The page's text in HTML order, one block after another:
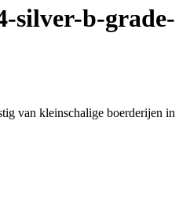
silver-b-grade-
van kleinschalige boerderijen in